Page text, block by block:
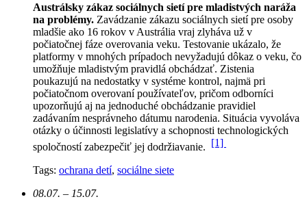
Austrálsky zákaz sociálnych sietí pre mladistvých naráža
na problémy. Zavádzanie zákazu sociálnych sietí pre osoby
mladšie ako 16 rokov v Austrália vraj zlyháva už v
počiatočnej fáze overovania veku. Testovanie ukázalo, že
platformy v mnohých prípadoch nevyžadujú dôkaz o veku, čo
umožňuje mladistvým pravidlá obchádzať. Zistenia
poukazujú na nedostatky v systéme kontrol, najmä pri
počiatočnom overovaní používateľov, pričom odborníci
upozorňujú aj na jednoduché obchádzanie pravidiel
zadávaním nesprávneho dátumu narodenia. Situácia vyvoláva
otázky o účinnosti legislatívy a schopnosti technologických
spoločností zabezpečiť jej dodržiavanie. [1]
Tags: ochrana detí, sociálne siete
08.07. – 15.07.